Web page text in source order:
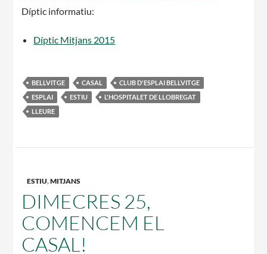
Díptic informatiu:
Díptic Mitjans 2015
BELLVITGE CASAL
CLUB D'ESPLAI BELLVITGE
ESPLAI
ESTIU
L'HOSPITALET DE LLOBREGAT
LLEURE
ESTIU,MITJANS
DIMECRES 25,
COMENCEM EL
CASAL!